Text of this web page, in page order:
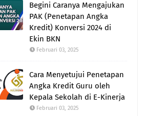
Begini Caranya Mengajukan
PAK (Penetapan Angka
Kredit) Konversi 2024 di
Ekin BKN
Februari 03, 2025
Cara Menyetujui Penetapan
Angka Kredit Guru oleh
Kepala Sekolah di E-Kinerja
Februari 03, 2025